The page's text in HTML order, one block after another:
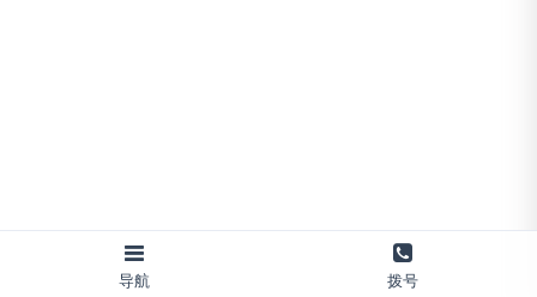
导航 拨号